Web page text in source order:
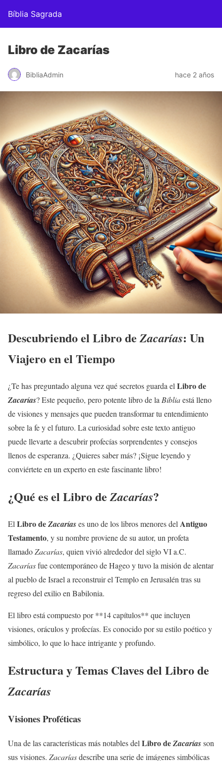
Bíblia Sagrada
Libro de Zacarías
BibliaAdmin hace 2 años
Descubriendo el Libro deZacarías: Un
Viajero en el Tiempo
¿Te has preguntado alguna vez qué secretos guarda el Libro de
Zacarías? Este pequeño, pero potente libro de la Bibliaestá lleno
de visiones y mensajes que pueden transformar tu entendimiento
sobre la fe y el futuro. La curiosidad sobre este texto antiguo
puede llevarte a descubrir profecías sorprendentes y consejos
llenos de esperanza. ¿Quieres saber más? ¡Sigue leyendo y
conviértete en un experto en este fascinante libro!
¿Qué es el Libro deZacarías?
El Libro deZacaríases uno de los libros menores del Antiguo
Testamento, y su nombre proviene de su autor, un profeta
llamadoZacarías, quien vivió alrededor del siglo VI a.C.
Zacaríasfue contemporáneo de Hageo y tuvo la misión de alentar
al pueblo de Israel a reconstruir el Templo en Jerusalén tras su
regreso del exilio en Babilonia.
El libro está compuesto por **14 capítulos** que incluyen
visiones, oráculos y profecías. Es conocido por su estilo poético y
simbólico, lo que lo hace intrigante y profundo.
Estructura y Temas Claves del Libro de
Zacarías
Visiones Proféticas
Una de las características más notables del Libro deZacaríasson
sus visiones. Zacaríasdescribe una serie de imágenes simbólicas